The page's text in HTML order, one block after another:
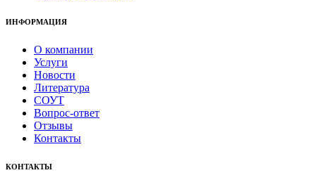
ИНФОРМАЦИЯ
О компании
Услуги
Новости
Литература
СОУТ
Вопрос-ответ
Отзывы
Контакты
КОНТАКТЫ